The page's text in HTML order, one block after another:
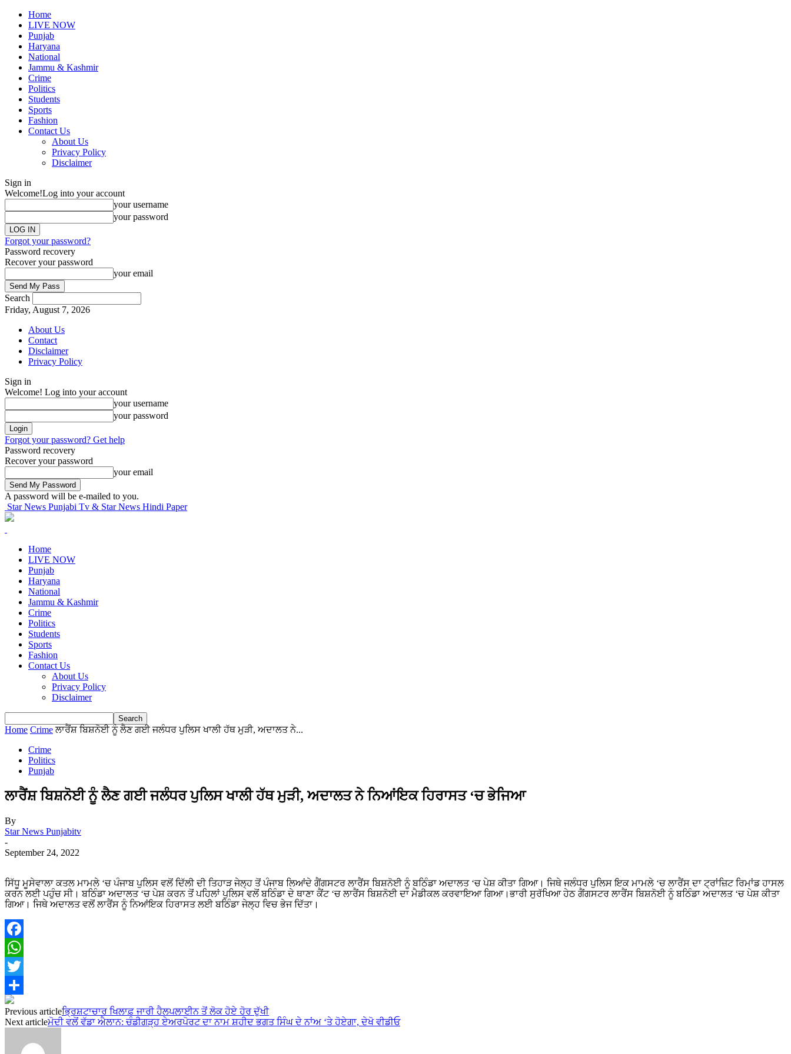
Home
LIVE NOW
Punjab
Haryana
National
Jammu & Kashmir
Crime
Politics
Students
Sports
Fashion
Contact Us
About Us
Privacy Policy
Disclaimer
Sign in
Welcome!Log into your account
your username
your password
Forgot your password?
Password recovery
Recover your password
your email
Search
Friday, August 7, 2026
About Us
Contact
Disclaimer
Privacy Policy
Sign in
Welcome! Log into your account
your username
your password
Forgot your password? Get help
Password recovery
Recover your password
your email
A password will be e-mailed to you.
Star News Punjabi Tv & Star News Hindi Paper
Home
LIVE NOW
Punjab
Haryana
National
Jammu & Kashmir
Crime
Politics
Students
Sports
Fashion
Contact Us
About Us
Privacy Policy
Disclaimer
Home Crime ਲਾਰੈਂਸ਼ ਬਿਸ਼ਨੋਈ ਨੂੰ ਲੈਣ ਗਈ ਜਲੰਧਰ ਪੁਲਿਸ ਖਾਲੀ ਹੱਥ ਮੁੜੀ, ਅਦਾਲਤ ਨੇ...
Crime
Politics
Punjab
ਲਾਰੈਂਸ਼ ਬਿਸ਼ਨੋਈ ਨੂੰ ਲੈਣ ਗਈ ਜਲੰਧਰ ਪੁਲਿਸ ਖਾਲੀ ਹੱਥ ਮੁੜੀ, ਅਦਾਲਤ ਨੇ ਨਿਆਂਇਕ ਹਿਰਾਸਤ ‘ਚ ਭੇਜਿਆ
By
Star News Punjabitv
-
September 24, 2022
ਸਿੱਧੂ ਮੂਸੇਵਾਲਾ ਕਤਲ ਮਾਮਲੇ ‘ਚ ਪੰਜਾਬ ਪੁਲਿਸ ਵਲੋਂ ਦਿੱਲੀ ਦੀ ਤਿਹਾੜ ਜੇਲ੍ਹ ਤੋਂ ਪੰਜਾਬ ਲਿਆਂਦੇ ਗੈਂਗਸਟਰ ਲਾਰੈਂਸ ਬਿਸ਼ਨੋਈ ਨੂੰ ਬਠਿੰਡਾ ਅਦਾਲਤ ‘ਚ ਪੇਸ਼ ਕੀਤਾ ਗਿਆ। ਜਿਥੇ ਜਲੰਧਰ ਪੁਲਿਸ ਇਕ ਮਾਮਲੇ ‘ਚ ਲਾਰੈਂਸ ਦਾ ਟ੍ਰਾਂਜ਼ਿਟ ਰਿਮਾਂਡ ਹਾਸਲ
ਕਰਨ ਲਈ ਪਹੁੰਚ ਸੀ। ਬਠਿੰਡਾ ਅਦਾਲਤ ‘ਚ ਪੇਸ਼ ਕਰਨ ਤੋਂ ਪਹਿਲਾਂ ਪੁਲਿਸ ਵਲੋਂ ਬਠਿੰਡਾ ਦੇ ਥਾਣਾ ਕੈਂਟ ‘ਚ ਲਾਰੈਂਸ ਬਿਸ਼ਨੋਈ ਦਾ ਮੈਡੀਕਲ ਕਰਵਾਇਆ ਗਿਆ।ਭਾਰੀ ਸੁਰੱਖਿਆ ਹੇਠ ਗੈਂਗਸਟਰ ਲਾਰੈਂਸ ਬਿਸ਼ਨੋਈ ਨੂੰ ਬਠਿੰਡਾ ਅਦਾਲਤ ‘ਚ ਪੇਸ਼ ਕੀਤਾ
ਗਿਆ। ਜਿਥੇ ਅਦਾਲਤ ਵਲੋਂ ਲਾਰੈਂਸ ਨੂੰ ਨਿਆਂਇਕ ਹਿਰਾਸਤ ਲਈ ਬਠਿੰਡਾ ਜੇਲ੍ਹ ਵਿਚ ਭੇਜ ਦਿੱਤਾ।
Facebook
WhatsApp
Twitter
Share
Previous articleਭ੍ਰਿਸ਼ਟਾਚਾਰ ਖਿਲਾਫ਼ ਜਾਰੀ ਹੈਲਪਲਾਈਨ ਤੋਂ ਲੋਕ ਹੋਏ ਹੋਰ ਦੁੱਖੀ
Next articleਮੋਦੀ ਵਲੋਂ ਵੱਡਾ ਐਲਾਨ: ਚੰਡੀਗੜ੍ਹ ਏਅਰਪੋਰਟ ਦਾ ਨਾਮ ਸ਼ਹੀਦ ਭਗਤ ਸਿੰਘ ਦੇ ਨਾਂਅ ‘ਤੇ ਹੋਏਗਾ, ਦੇਖੋ ਵੀਡੀਓ